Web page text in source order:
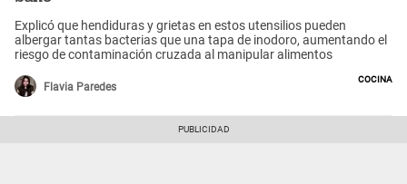
Explicó que hendiduras y grietas en estos utensilios pueden
albergar tantas bacterias que una tapa de inodoro, aumentando el
riesgo de contaminación cruzada al manipular alimentos
Flavia Paredes
Cocina